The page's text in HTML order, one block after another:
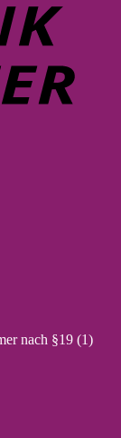
nach §19 (1)